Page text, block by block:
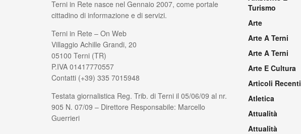
Terni in Rete nasce nel Gennaio 2007, come portale
cittadino di informazione e di servizi.
Terni in Rete – On Web
Villaggio Achille Grandi, 20
05100 Terni (TR)
P.IVA 01417770557
Contatti (+39) 335 7015948
Testata giornalistica Reg. Trib. di Terni il 05/06/09 al nr.
905 N. 07/09 – Direttore Responsabile: Marcello
Guerrieri
Turismo
Arte
Arte A Terni
Arte A Terni
Arte E Cultura
Articoli Recenti
Atletica
Attualità
Attualità